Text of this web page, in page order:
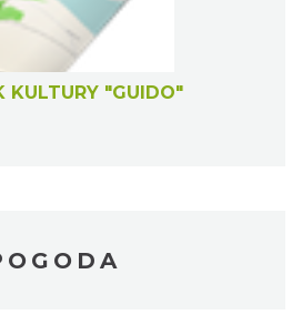
KULTURY "GUIDO"